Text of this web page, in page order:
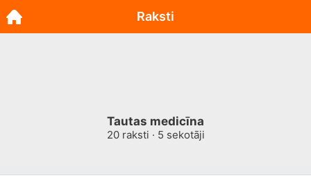
Tautas medicīna
20raksti · 5 sekotāji
Raksti